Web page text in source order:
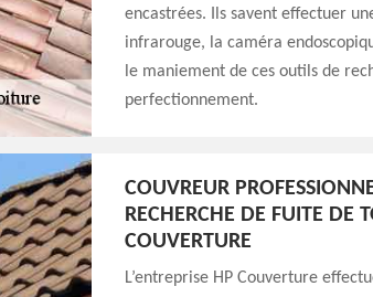
encastrées. Ils savent effectuer
infrarouge, la caméra
le maniement de ces outils de
perfectionnement.
COUVREUR
RECHERCHE DE FUITE DE
COUVERTURE
L’entreprise HP Couverture